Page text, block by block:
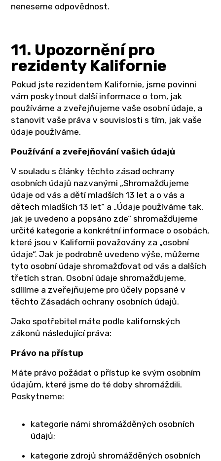
neneseme odpovědnost.
11. Upozornění pro
rezidenty Kalifornie
Pokud jste rezidentem Kalifornie, jsme povinni
vám poskytnout další informace o tom, jak
používáme a zveřejňujeme vaše osobní údaje, a
stanovit vaše práva v souvislosti s tím, jak vaše
údaje používáme.
Používání a zveřejňování vašich údajů
V souladu s články těchto zásad ochrany
osobních údajů nazvanými „Shromažďujeme
údaje od vás a dětí mladších 13 let a o vás a
dětech mladších 13 let“ a „Údaje používáme tak,
jak je uvedeno a popsáno zde“ shromažďujeme
určité kategorie a konkrétní informace o osobách,
které jsou v Kalifornii považovány za „osobní
údaje“. Jak je podrobně uvedeno výše, můžeme
tyto osobní údaje shromažďovat od vás a dalších
třetích stran. Osobní údaje shromažďujeme,
sdílíme a zveřejňujeme pro účely popsané v
těchto Zásadách ochrany osobních údajů.
Jako spotřebitel máte podle kalifornských
zákonů následující práva:
Právo na přístup
Máte právo požádat o přístup ke svým osobním
údajům, které jsme do té doby shromáždili.
Poskytneme:
kategorie námi shromážděných osobních
údajů;
kategorie zdrojů shromážděných osobních